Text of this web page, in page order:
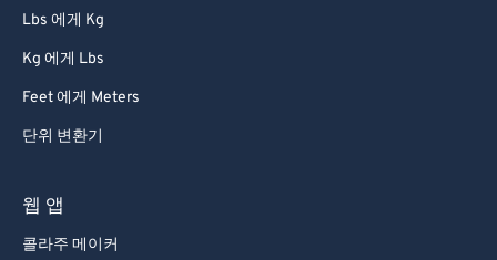
Lbs 에게 Kg
Kg 에게 Lbs
Feet 에게 Meters
단위 변환기
웹 앱
콜라주 메이커